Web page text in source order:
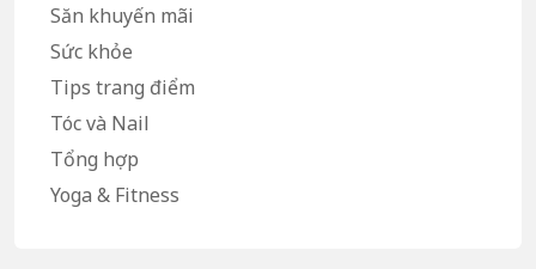
Săn khuyến mãi
Sức khỏe
Tips trang điểm
Tóc và Nail
Tổng hợp
Yoga & Fitness